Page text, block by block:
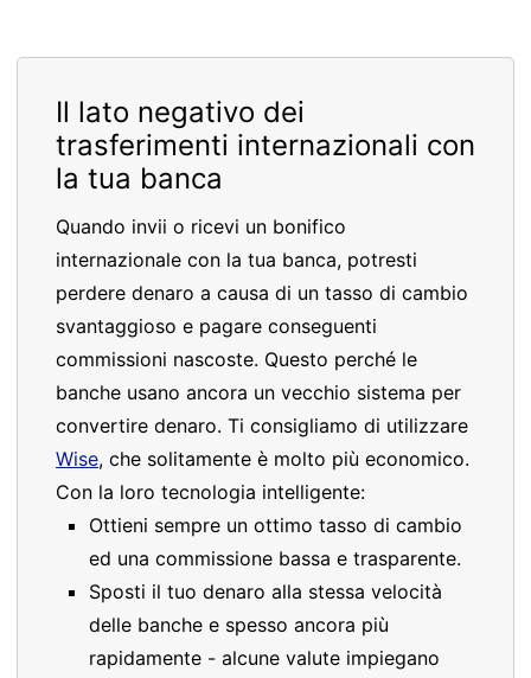
Il lato negativo dei
trasferimenti internazionali con
la tua banca
Quando invii o ricevi un bonifico
internazionale con la tua banca, potresti
perdere denaro a causa di un tasso di cambio
svantaggioso e pagare conseguenti
commissioni nascoste. Questo perché le
banche usano ancora un vecchio sistema per
convertire denaro. Ti consigliamo di utilizzare
Wise, che solitamente è molto più economico.
Con la loro tecnologia intelligente:
Ottieni sempre un ottimo tasso di cambio
ed una commissione bassa e trasparente.
Sposti il tuo denaro alla stessa velocità
delle banche e spesso ancora più
rapidamente - alcune valute impiegano